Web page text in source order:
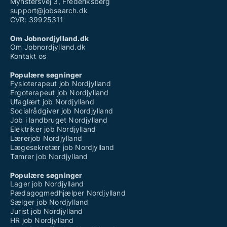
support@jobsearch.dk
CVR: 39925311
Om Jobnordjylland.dk
Om Jobnordjylland.dk
Kontakt os
Populære søgninger
Fysioterapeut job Nordjylland
Ergoterapeut job Nordjylland
Ufaglært job Nordjylland
Socialrådgiver job Nordjylland
Job i landbruget Nordjylland
Elektriker job Nordjylland
Lærerjob Nordjylland
Lægesekretær job Nordjylland
Tømrer job Nordjylland
Populære søgninger
Lager job Nordjylland
Pædagogmedhjælper Nordjylland
Sælger job Nordjylland
Jurist job Nordjylland
HR job Nordjylland